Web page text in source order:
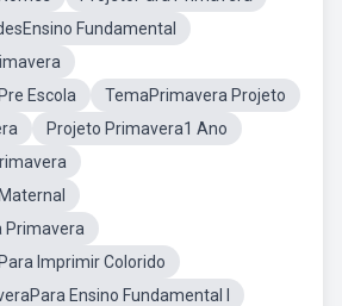
Fundamental
Escola
TemaPrimavera Projeto
Projeto Primavera1 Ano
Primavera
Imprimir Colorido
Ensino Fundamental I